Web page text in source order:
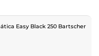
Easy Black 250 Bartscher